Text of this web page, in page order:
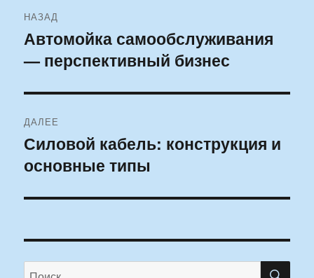
по
записям
НАЗАД
Предыдущая
запись:
Автомойка самообслуживания
— перспективный бизнес
ДАЛЕЕ
Следующая
запись:
Силовой кабель: конструкция и
основные типы
Искать: